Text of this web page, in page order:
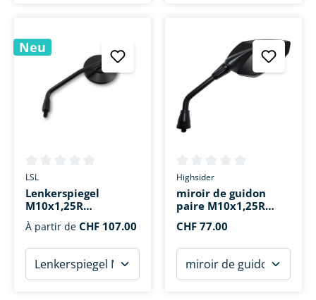
Neu
Note moyenne de 0 sur 5 étoiles
LSL
Lenkerspiegel
M10x1,25R
Clubman®
À partir de CHF 107.00
Note moyenne de 0 sur 5
Highsider
miroir de guidon
paire M10x1,25R
CHF 77.00